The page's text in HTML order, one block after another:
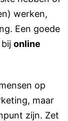
werken,
Een goede
online
op
maar
zijn. Zet